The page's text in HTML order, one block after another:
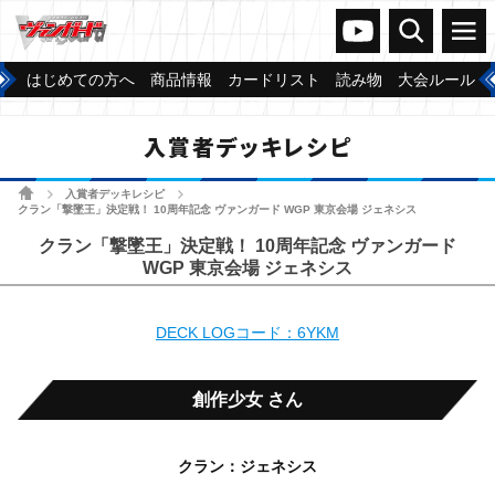
ヴァンガードch
検索 メニュー
はじめての方へ 商品情報 カードリスト 読み物 大会ルール
入賞者デッキレシピ
ホーム 入賞者デッキレシピ
クラン「撃墜王」決定戦！ 10周年記念 ヴァンガード WGP 東京会場 ジェネシス
クラン「撃墜王」決定戦！ 10周年記念 ヴァンガード
WGP 東京会場 ジェネシス
DECK LOGコード：6YKM
創作少女 さん
クラン：ジェネシス